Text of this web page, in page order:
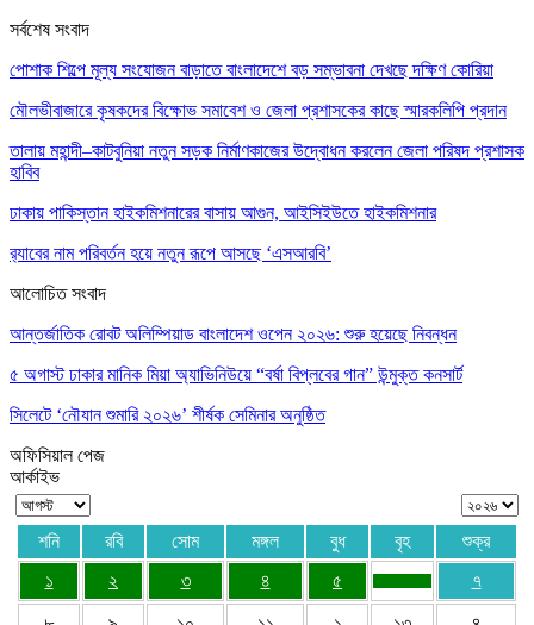
সর্বশেষ সংবাদ
পোশাক শিল্পে মূল্য সংযোজন বাড়াতে বাংলাদেশে বড় সম্ভাবনা দেখছে দক্ষিণ কোরিয়া
মৌলভীবাজারে কৃষকদের বিক্ষোভ সমাবেশ ও জেলা প্রশাসকের কাছে স্মারকলিপি প্রদান
তালায় মহান্দী–কাটবুনিয়া নতুন সড়ক নির্মাণকাজের উদ্বোধন করলেন জেলা পরিষদ প্রশাসক
হাবিব
ঢাকায় পাকিস্তান হাইকমিশনারের বাসায় আগুন, আইসিইউতে হাইকমিশনার
র‌্যাবের নাম পরিবর্তন হয়ে নতুন রূপে আসছে ‘এসআরবি’
আলোচিত সংবাদ
আন্তর্জাতিক রোবট অলিম্পিয়াড বাংলাদেশ ওপেন ২০২৬: শুরু হয়েছে নিবন্ধন
৫ অগাস্ট ঢাকার মানিক মিয়া অ্যাভিনিউয়ে “বর্ষা বিপ্লবের গান” উন্মুক্ত কনসার্ট
সিলেটে ‘নৌযান শুমারি ২০২৬’ শীর্ষক সেমিনার অনুষ্ঠিত
অফিসিয়াল পেজ
আর্কাইভ
শনি রবি সোম মঙ্গল বুধ বৃহ
শুক্র
১
২ ৩ ৪ ৫ ৭